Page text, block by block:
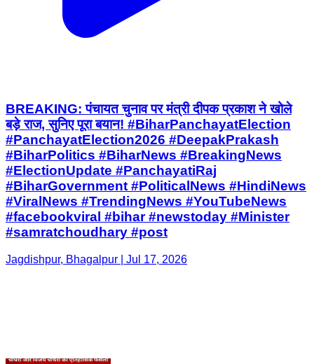
BREAKING: पंचायत चुनाव पर मंत्री दीपक प्रकाश ने खोले
बड़े राज, सुनिए पूरा बयान! #BiharPanchayatElection
#PanchayatElection2026 #DeepakPrakash
#BiharPolitics #BiharNews #BreakingNews
#ElectionUpdate #PanchayatiRaj
#BiharGovernment #PoliticalNews #HindiNews
#ViralNews #TrendingNews #YouTubeNews
#facebookviral #bihar #newstoday #Minister
#samratchoudhary #post
Jagdishpur, Bhagalpur | Jul 17, 2026